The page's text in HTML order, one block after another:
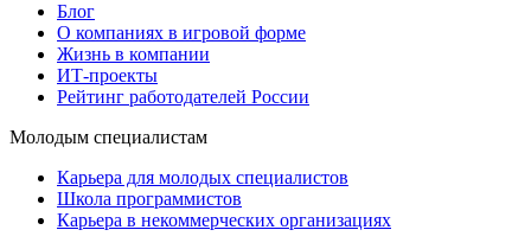
Блог
О компаниях в игровой форме
Жизнь в компании
ИТ-проекты
Рейтинг работодателей России
Молодым специалистам
Карьера для молодых специалистов
Школа программистов
Карьера в некоммерческих организациях